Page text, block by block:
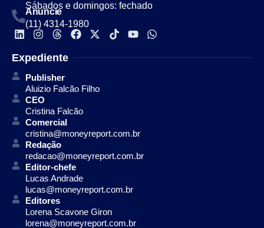
Sábados e domingos: fechado
Anuncie
(11) 4314-1980
Expediente
Publisher
Aluizio Falcão Filho
CEO
Cristina Falcão
Comercial
cristina@moneyreport.com.br
Redação
redacao@moneyreport.com.br
Editor-chefe
Lucas Andrade
lucas@moneyreport.com.br
Editores
Lorena Scavone Giron
lorena@moneyreport.com.br